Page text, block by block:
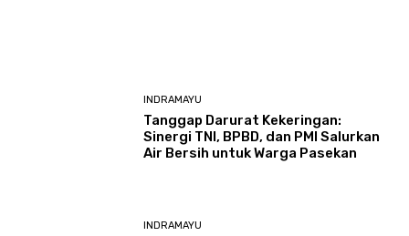
INDRAMAYU
​Tanggap Darurat Kekeringan:
Sinergi TNI, BPBD, dan PMI Salurkan
Air Bersih untuk Warga Pasekan
INDRAMAYU